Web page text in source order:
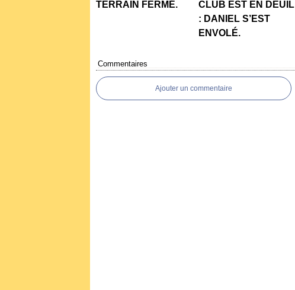
TERRAIN FERMÉ.
CLUB EST EN DEUIL
: DANIEL S’EST
ENVOLÉ.
Commentaires
Ajouter un commentaire